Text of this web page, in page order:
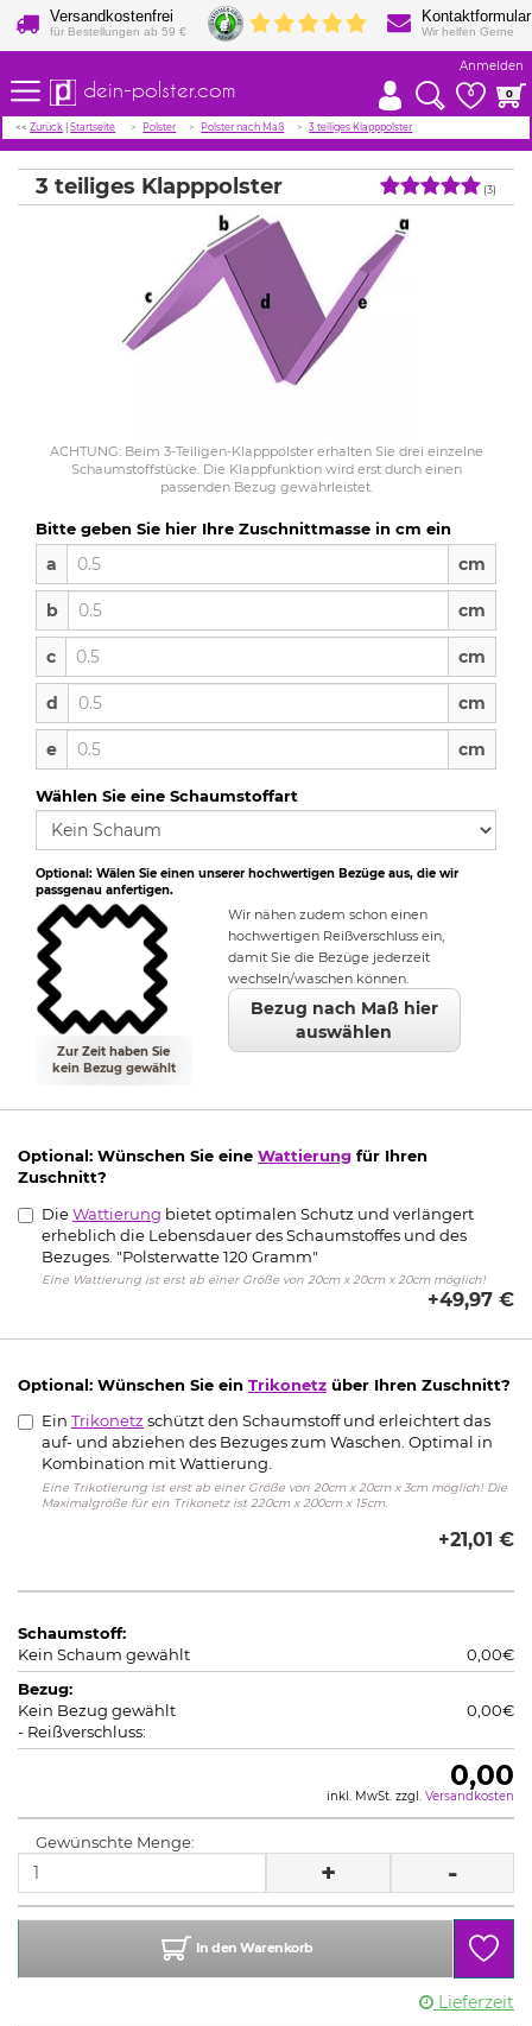
Versandkostenfrei
für Bestellungen ab 59 €
Kontaktformular
Wir helfen Gerne
dein-polster.com
Anmelden
0 0
<<Zurück |Startseite Polster Polster nach Maß 3 teiliges Klapppolster
3 teiliges Klapppolster (3)
ACHTUNG: Beim 3-Teiligen-Klapppolster erhalten Sie drei einzelne
Schaumstoffstücke. Die Klappfunktion wird erst durch einen
passenden Bezug gewährleistet.
Bitte geben Sie hier Ihre Zuschnittmasse in cm ein
a cm
b cm
c cm
d cm
e cm
Wählen Sie eine Schaumstoffart
Optional: Wälen Sie einen unserer hochwertigen Bezüge aus, die wir
passgenau anfertigen.
Zur Zeit haben Sie
kein Bezug gewählt
Wir nähen zudem schon einen
hochwertigen Reißverschluss ein,
damit Sie die Bezüge jederzeit
wechseln/waschen können.
Bezug nach Maß hier
auswählen
Optional: Wünschen Sie eine Wattierung für Ihren
Zuschnitt?
DieWattierung bietet optimalen Schutz und verlängert
erheblich die Lebensdauer des Schaumstoffes und des
Bezuges. "Polsterwatte 120 Gramm"
Eine Wattierung ist erst ab einer Größe von 20cm x 20cm x 20cm möglich!
+49,97 €
Optional: Wünschen Sie ein Trikonetz über Ihren Zuschnitt?
Ein Trikonetz schützt den Schaumstoff und erleichtert das
auf- und abziehen des Bezuges zum Waschen. Optimal in
Kombination mit Wattierung.
Eine Trikotierung ist erst ab einer Größe von 20cm x 20cm x 3cm möglich! Die
Maximalgröße für ein Trikonetz ist 220cm x 200cm x 15cm.
+21,01 €
Schaumstoff:
Kein Schaum gewählt
0,00€
Bezug:
Kein Bezug gewählt
0,00€
- Reißverschluss:
0,00
inkl. MwSt. zzgl. Versandkosten
Gewünschte Menge:
+ -
In den Warenkorb
Lieferzeit